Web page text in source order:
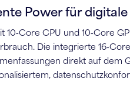
Power für
10‑Core CPU und 10‑Core
Die integrierte
direkt auf dem